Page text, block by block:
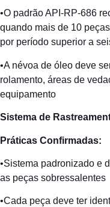
•O padrão API-RP-686
quando mais de 10
por período superior a
•A névoa de óleo deve
rolamento, áreas de
equipamento
Sistema de
Práticas Confirmadas:
•Sistema padronizado e
as peças sobressalentes
•Cada peça deve ter